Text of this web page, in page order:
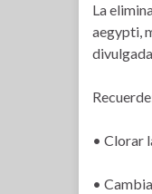
La
aegypti,
• Clorar
•